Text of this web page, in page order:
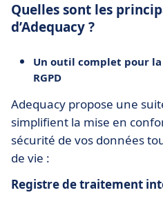
Quelles sont les
d’Adequacy ?
Un outil complet pour
RGPD
Adequacy propose une
simplifient la mise en
sécurité de vos données
de vie :
Registre de traitement